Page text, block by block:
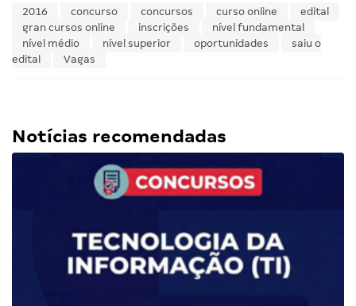
2016 concurso concursos curso online
edital
gran cursos online
inscrições
nível fundamental
nível médio
nível superior oportunidades
saiu o
edital
Vagas
Notícias recomendadas